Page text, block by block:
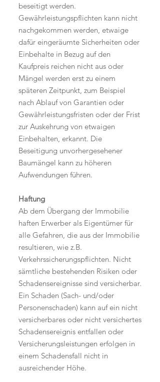
beseitigt werden.
Gewährleistungspflichten kann nicht
nachgekommen werden, etwaige
dafür eingeräumte Sicherheiten oder
Einbehalte in Bezug auf den
Kaufpreis reichen nicht aus oder
Mängel werden erst zu einem
späteren Zeitpunkt, zum Beispiel
nach Ablauf von Garantien oder
Gewährleistungsfristen oder der Frist
zur Auskehrung von etwaigen
Einbehalten, erkannt. Die
Beseitigung unvorhergesehener
Baumängel kann zu höheren
Aufwendungen führen.
Haftung
Ab dem Übergang der Immobilie
haften Erwerber als Eigentümer für
alle Gefahren, die aus der Immobilie
resultieren, wie z.B.
Verkehrssicherungspflichten. Nicht
sämtliche bestehenden Risiken oder
Schadensereignisse sind versicherbar.
Ein Schaden (Sach- und/oder
Personenschaden) kann auf ein nicht
versicherbares oder nicht versichertes
Schadensereignis entfallen oder
Versicherungsleistungen erfolgen in
einem Schadensfall nicht in
ausreichender Höhe.